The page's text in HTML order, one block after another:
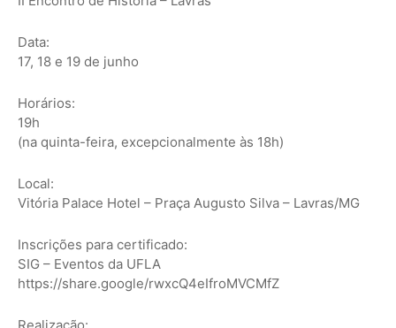
Data:
17, 18 e 19 de junho
Horários:
19h
(na quinta-feira, excepcionalmente às 18h)
Local:
Vitória Palace Hotel – Praça Augusto Silva – Lavras/MG
Inscrições para certificado:
SIG – Eventos da UFLA
https://share.google/rwxcQ4eIfroMVCMfZ